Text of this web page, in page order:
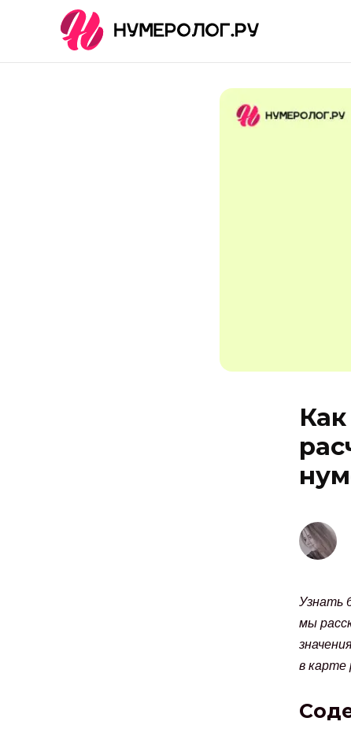
Узнать
мы
в карте